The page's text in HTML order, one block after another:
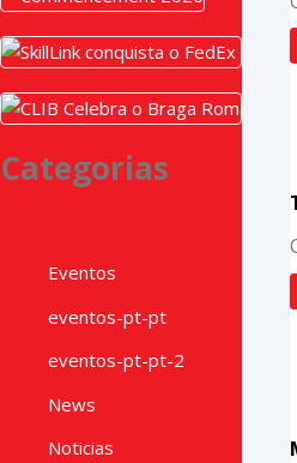
Junho 17,
Categorias
Eventos
eventos-pt-pt
eventos-pt-pt-2
News
Noticias